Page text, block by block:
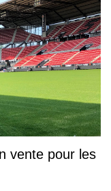
vente pour les